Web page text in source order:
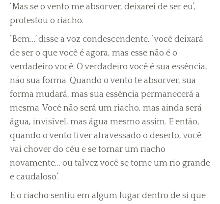
‘Mas se o vento me absorver, deixarei de ser eu’,
protestou o riacho.
‘Bem…’ disse a voz condescendente, ‘você deixará
de ser o que você é agora, mas esse não é o
verdadeiro você. O verdadeiro você é sua essência,
não sua forma. Quando o vento te absorver, sua
forma mudará, mas sua essência permanecerá a
mesma. Você não será um riacho, mas ainda será
água, invisível, mas água mesmo assim. E então,
quando o vento tiver atravessado o deserto, você
vai chover do céu e se tornar um riacho
novamente… ou talvez você se torne um rio grande
e caudaloso.’
E o riacho sentiu em algum lugar dentro de si que